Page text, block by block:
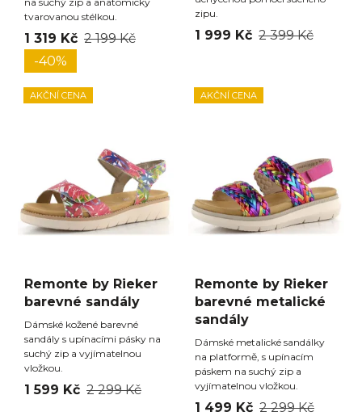
tvarovanou stélkou.
1 319 Kč 2 199 Kč
-40%
zipu.
1 999 Kč 2 399 Kč
AKČNÍ CENA
Remonte by Rieker
barevné sandály
Dámské kožené barevné
sandály s upínacími pásky na
suchý zip a vyjímatelnou
vložkou.
1 599 Kč 2 299 Kč
AKČNÍ CENA
Remonte by Rieker
barevné metalické
sandály
Dámské metalické sandálky
na platformě, s upínacím
páskem na suchý zip a
vyjímatelnou vložkou.
1 499 Kč 2 299 Kč